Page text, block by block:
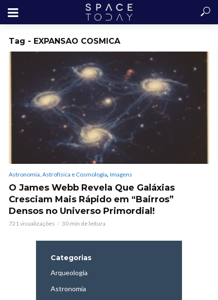
Tag - EXPANSAO COSMICA
Astronomia, Astrofísica e Cosmologia, Imagens
O James Webb Revela Que Galáxias
Cresciam Mais Rápido em “Bairros”
Densos no Universo Primordial!
721 visualizações 30 min de leitura
Categorias
Arqueologia
Astronomia